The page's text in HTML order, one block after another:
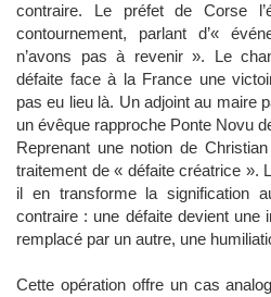
contraire. Le préfet de Corse
contournement, parlant d’«
n’avons pas à revenir ». Le
défaite face à la France une
pas eu lieu là. Un adjoint au maire
un évêque rapproche Ponte Novu
Reprenant une notion de
traitement de « défaite créatrice ».
il en transforme la signification
contraire : une défaite devient une
remplacé par un autre, une
Cette opération offre un cas